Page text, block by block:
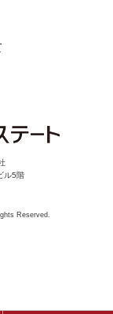
ル5階
Reserved.